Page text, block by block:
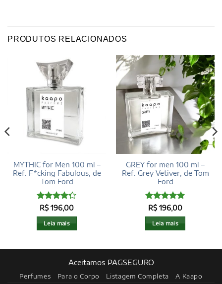
PRODUTOS RELACIONADOS
MYTHIC for Men 100 ml –
Ref. F*cking Fabulous, de
Tom Ford
Avaliação
4.29de 5
R$196,00
Leia mais
GREY for men 100 ml –
Ref. Grey Vetiver, de Tom
Ford
Avaliação5
de 5
R$196,00
Leia mais
Aceitamos PAGSEGURO
Perfumes Para o Corpo Listagem Completa A Kaapo